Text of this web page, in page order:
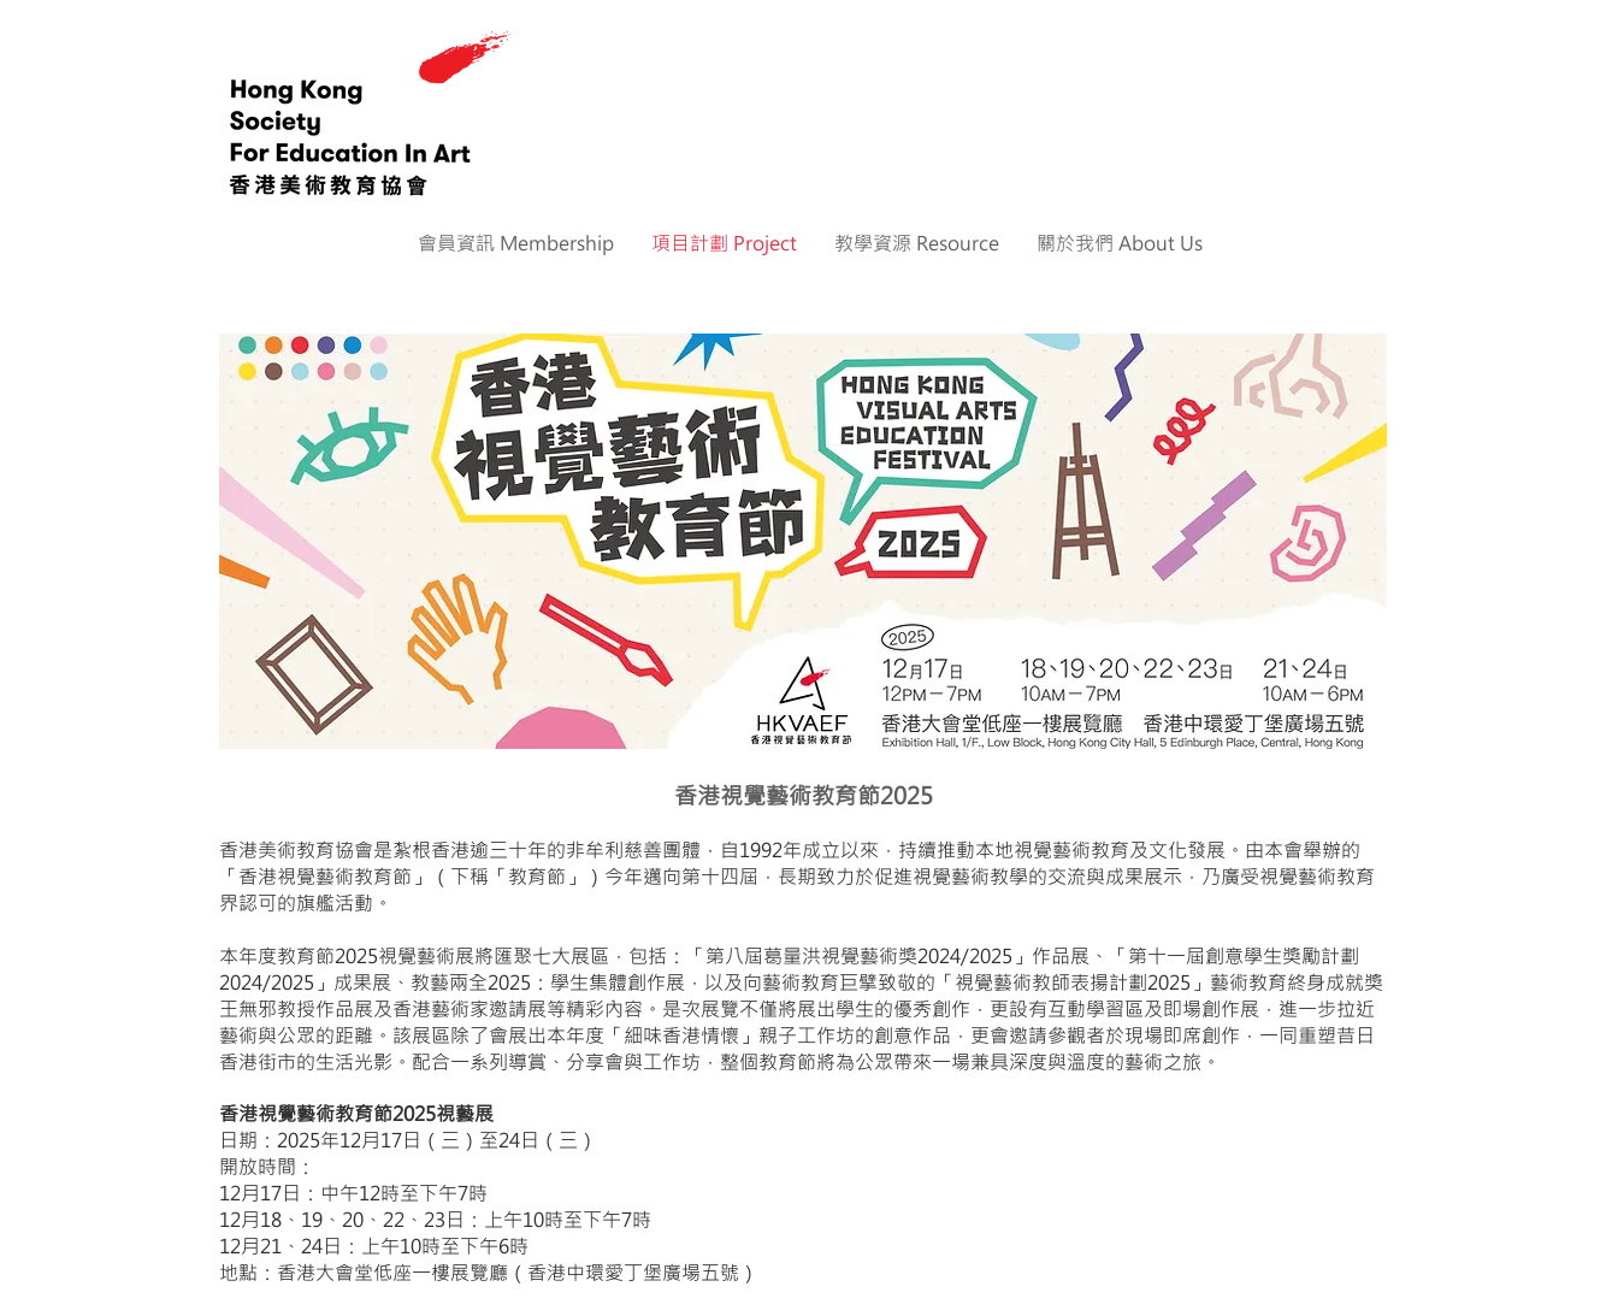
會員資訊 Membership 項目計劃 Project 教學資源 Resource 關於我們 About Us
香港視覺藝術教育節2025
香港美術教育協會是紮根香港逾三十年的非牟利慈善團體，自1992年成立以來，持續推動本地視覺藝術教育及文化發展。由本會舉辦的
「香港視覺藝術教育節」（下稱「教育節」）今年邁向第十四屆，長期致力於促進視覺藝術教學的交流與成果展示，乃廣受視覺藝術教育
界認可的旗艦活動。
本年度教育節2025視覺藝術展將匯聚七大展區，包括：「第八屆葛量洪視覺藝術獎2024/2025」作品展、「第十一屆創意學生獎勵計劃
2024/2025」成果展、教藝兩全2025：學生集體創作展，以及向藝術教育巨擘致敬的「視覺藝術教師表揚計劃2025」藝術教育終身成就獎
王無邪教授作品展及香港藝術家邀請展等精彩內容。是次展覽不僅將展出學生的優秀創作，更設有互動學習區及即場創作展，進一步拉近
藝術與公眾的距離。該展區除了會展出本年度「細味香港情懷」親子工作坊的創意作品，更會邀請參觀者於現場即席創作，一同重塑昔日
香港街市的生活光影。配合一系列導賞、分享會與工作坊，整個教育節將為公眾帶來一場兼具深度與溫度的藝術之旅。
香港視覺藝術教育節2025視藝展
日期：2025年12月17日（三）至24日（三）
開放時間：
12月17日：中午12時至下午7時
12月18、19、20、22、23日：上午10時至下午7時
12月21、24日：上午10時至下午6時
地點：香港大會堂低座一樓展覽廳（香港中環愛丁堡廣場五號）